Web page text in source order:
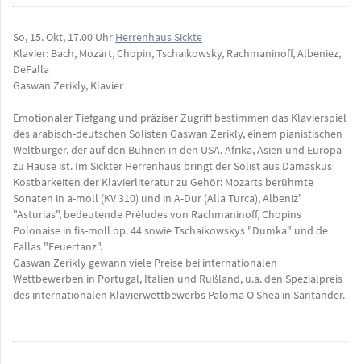
So, 15. Okt, 17.00 Uhr Herrenhaus Sickte
Klavier: Bach, Mozart, Chopin, Tschaikowsky, Rachmaninoff, Albeniez,
DeFalla
Gaswan Zerikly, Klavier
Emotionaler Tiefgang und präziser Zugriff bestimmen das Klavierspiel
des arabisch-deutschen Solisten Gaswan Zerikly, einem pianistischen
Weltbürger, der auf den Bühnen in den USA, Afrika, Asien und Europa
zu Hause ist. Im Sickter Herrenhaus bringt der Solist aus Damaskus
Kostbarkeiten der Klavierliteratur zu Gehör: Mozarts berühmte
Sonaten in a-moll (KV 310) und in A-Dur (Alla Turca), Albeniz'
"Asturias", bedeutende Préludes von Rachmaninoff, Chopins
Polonaise in fis-moll op. 44 sowie Tschaikowskys "Dumka" und de
Fallas "Feuertanz".
Gaswan Zerikly gewann viele Preise bei internationalen
Wettbewerben in Portugal, Italien und Rußland, u.a. den Spezialpreis
des internationalen Klavierwettbewerbs Paloma O Shea in Santander.